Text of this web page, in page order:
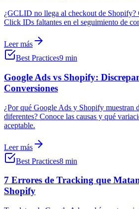
¿GCLID no llega al checkout de Shopify?
Click IDs faltantes en el seguimiento de
Leer más
Best Practices9 min
Google Ads vs Shopify:
Conversiones
¿Por qué Google Ads y Shopify muestran
diferentes? Conoce las causas y qué
aceptable.
Leer más
Best Practices8 min
7 Errores de Tracking que
Shopify